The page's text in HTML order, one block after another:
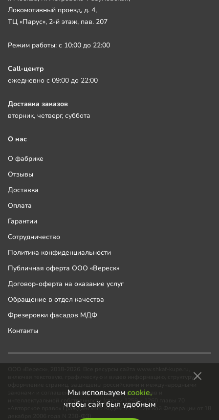
Мы используем cookie,
чтобы сайт был удобным
Локомотивный проезд, д. 4,
ТЦ «Парус», 2-й этаж, пав. 207
Режим работы: с 10:00 до 22:00
Call-центр
ежедневно с 09:00 до 22:00
Доставка заказов
вторник, четверг, суббота
О нас
О фабрике
Отзывы
Доставка
Оплата
Гарантии
Сотрудничество
Политика конфиденциальности
Публичная оферта ООО «Вереск»
Договор-оферта на оказание услуг
Обращение в отдел качества
Фрезеровки фасадов МДФ
Контакты
включая текстовую, графическую и видео информацию, структуру и
законами и соглашениями об охране авторских прав и
интеллектуальной собственности (статьи 1259 и 1260 главы 70
«Авторское право» Гражданского Кодекса Российской Федерации от 18